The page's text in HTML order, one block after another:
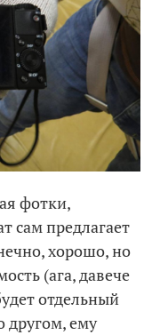
фотки,
сам предлагает
хорошо, но
(ага, давече
отдельный
другом, ему